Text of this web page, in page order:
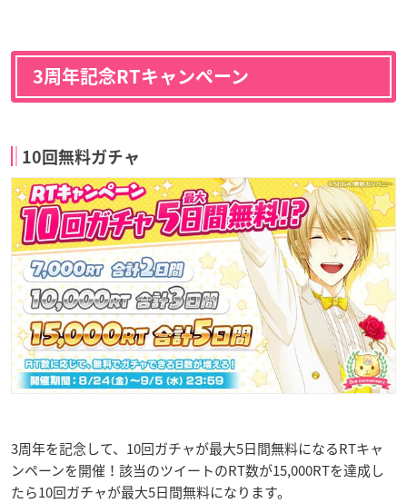
3周年記念RTキャンペーン
10回無料ガチャ
3周年を記念して、10回ガチャが最大5日間無料になるRTキャ
ンペーンを開催！該当のツイートのRT数が15,000RTを達成し
たら10回ガチャが最大5日間無料になります。